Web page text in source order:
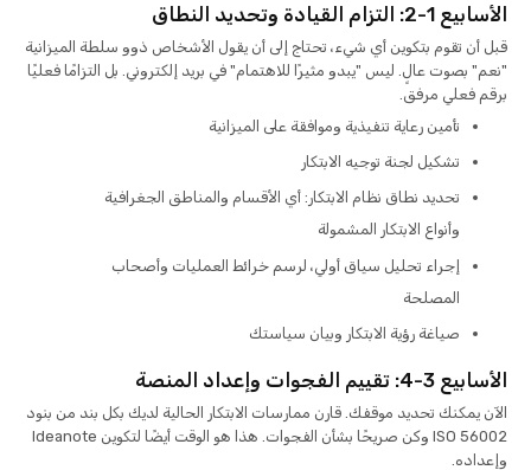
الأسابيع 1-2: التزام القيادة وتحديد النطاق
قبل أن تقوم بتكوين أي شيء، تحتاج إلى أن يقول الأشخاص ذوو سلطة الميزانية
"نعم" بصوت عالٍ. ليس "يبدو مثيرًا للاهتمام" في بريد إلكتروني. بل التزامًا فعليًا
برقم فعلي مرفق.
تأمين رعاية تنفيذية وموافقة على الميزانية
تشكيل لجنة توجيه الابتكار
تحديد نطاق نظام الابتكار: أي الأقسام والمناطق الجغرافية
وأنواع الابتكار المشمولة
إجراء تحليل سياق أولي، لرسم خرائط العمليات وأصحاب
المصلحة
صياغة رؤية الابتكار وبيان سياستك
الأسابيع 3-4: تقييم الفجوات وإعداد المنصة
الآن يمكنك تحديد موقفك. قارن ممارسات الابتكار الحالية لديك بكل بند من بنود
ISO 56002 وكن صريحًا بشأن الفجوات. هذا هو الوقت أيضًا لتكوين Ideanote
وإعداده.